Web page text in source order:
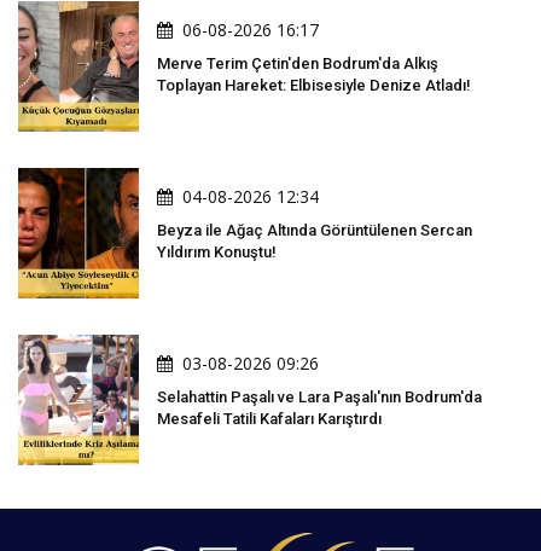
06-08-2026 16:17
Merve Terim Çetin'den Bodrum'da Alkış
Toplayan Hareket: Elbisesiyle Denize Atladı!
04-08-2026 12:34
Beyza ile Ağaç Altında Görüntülenen Sercan
Yıldırım Konuştu!
03-08-2026 09:26
Selahattin Paşalı ve Lara Paşalı'nın Bodrum'da
Mesafeli Tatili Kafaları Karıştırdı